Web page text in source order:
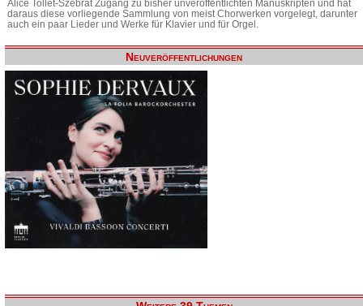
Alice Tollet-Szebrat Zugang zu bisher unveröffentlichten Manuskripten und hat
daraus diese vorliegende Sammlung von meist Chorwerken vorgelegt, darunter
auch ein paar Lieder und Werke für Klavier und für Orgel.
Neuveröffentlichungen